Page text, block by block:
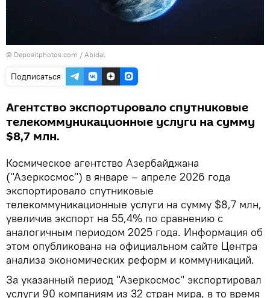
© Depositphotos.com / Abidal
Подписаться
Агентство экспортировало спутниковые
телекоммуникационные услуги на сумму
$8,7 млн.
Космическое агентство Азербайджана
("Азеркосмос") в январе – апреле 2026 года
экспортировало спутниковые
телекоммуникационные услуги на сумму $8,7 млн,
увеличив экспорт на 55,4% по сравнению с
аналогичным периодом 2025 года. Информация об
этом опубликована на официальном сайте Центра
анализа экономических реформ и коммуникаций.
За указанный период "Азеркосмос" экспортировал
услуги 90 компаниям из 32 стран мира, в то время